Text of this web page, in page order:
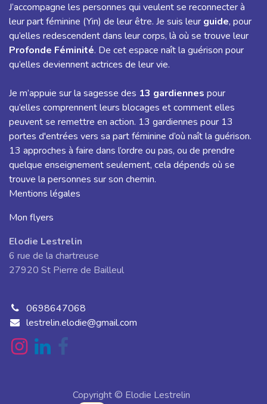
J’accompagne les personnes qui veulent se reconnecter à
leur part féminine (Yin) de leur être. Je suis leur guide, pour
qu’elles redescendent dans leur corps, là où se trouve leur
Profonde Féminité. De cet espace naît la guérison pour
qu’elles deviennent actrices de leur vie.
Je m’appuie sur la sagesse des 13 gardiennes pour
qu’elles comprennent leurs blocages et comment elles
peuvent se remettre en action. 13 gardiennes pour 13
portes d'entrées vers sa part féminine d’où naît la guérison.
13 approches à faire dans l’ordre ou pas, ou de prendre
quelque enseignement seulement, cela dépends où se
trouve la personnes sur son chemin.
Mentions légales
Mon flyers
Elodie Lestrelin
6 rue de la chartreuse
27920 St Pierre de Bailleul
0698647068
lestrelin.elodie@gmail.com
Copyright © Elodie Lestrelin